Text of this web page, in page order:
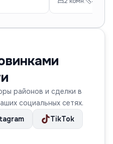
районов и сделки в
социальных сетях.
TikTok